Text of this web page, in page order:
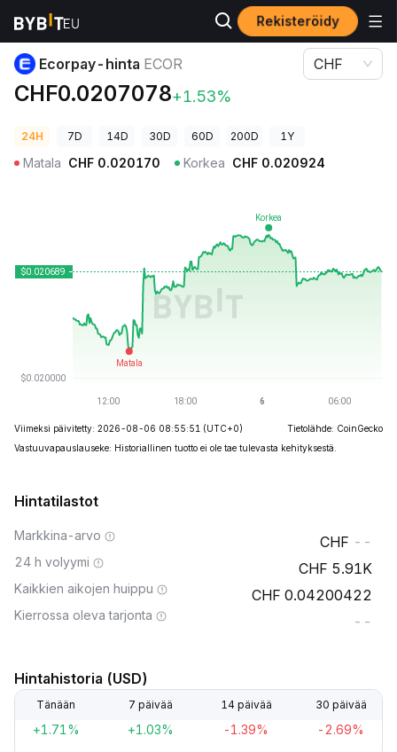
Rekisteröidy
Kryptohinnat
Ecorpay-hinta ECOR
CHF0.0207078+1.53%
CHF
24H 7D 14D 30D 60D 200D 1Y
Matala CHF 0.020170 Korkea CHF 0.020924
Viimeksi päivitetty: 2026-08-06 08:55:51 (UTC+0)
Tietolähde: CoinGecko
Vastuuvapauslauseke: Historiallinen tuotto ei ole tae tulevasta kehityksestä.
Hintatilastot
Markkina-arvo --
24 h volyymi 5.91K
Kaikkien aikojen huippu 0.04200422
Kierrossa oleva tarjonta --
Hintahistoria (USD)
Tänään 7 päivää 14 päivää 30 päivää
+1.71% +1.03% -1.39% -2.69%